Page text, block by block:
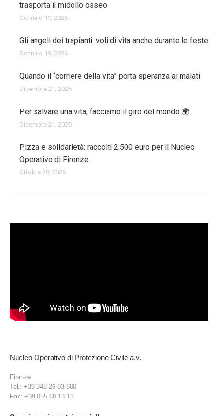
trasporta il midollo osseo
Gennaio 19, 2026
Gli angeli dei trapianti: voli di vita anche durante le feste
Gennaio 19, 2026
Quando il “corriere della vita” porta speranza ai malati
Dicembre 21, 2025
Per salvare una vita, facciamo il giro del mondo 🌍
Dicembre 21, 2025
Pizza e solidarietà: raccolti 2.500 euro per il Nucleo
Operativo di Firenze
Ottobre 28, 2025
Nucleo Operativo di Protezione Civile a.v.
Firenze
Tel.: +39 348 26 03 600
Fax: +39 055 60 13 13